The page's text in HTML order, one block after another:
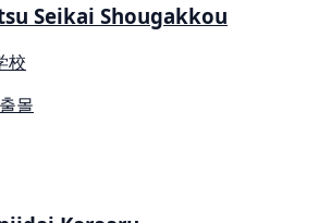
Seikai Shougakkou
校
몰